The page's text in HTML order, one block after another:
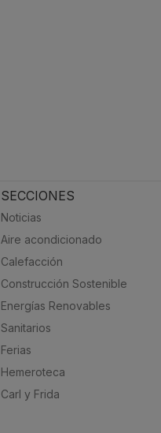
SECCIONES
Noticias
Aire acondicionado
Calefacción
Construcción Sostenible
Energías Renovables
Sanitarios
Ferias
Hemeroteca
Carl y Frida